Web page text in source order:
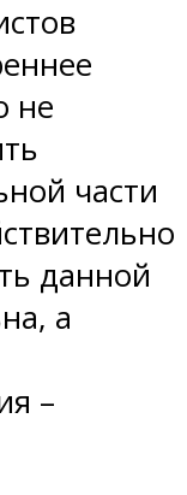
не
части
данной
а
–